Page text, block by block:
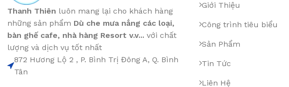
Thanh Thiên luôn mang lại cho khách hàng
những sản phẩm Dù che mưa nắng các loại,
bàn ghế cafe, nhà hàng Resort v.v... với chất
lượng và dịch vụ tốt nhất
872 Hương Lộ 2 , P. Bình Trị Đông A, Q. Bình
Tân
Giới Thiệu
Công trình tiêu biểu
Sản Phẩm
Tin Tức
Liên Hệ